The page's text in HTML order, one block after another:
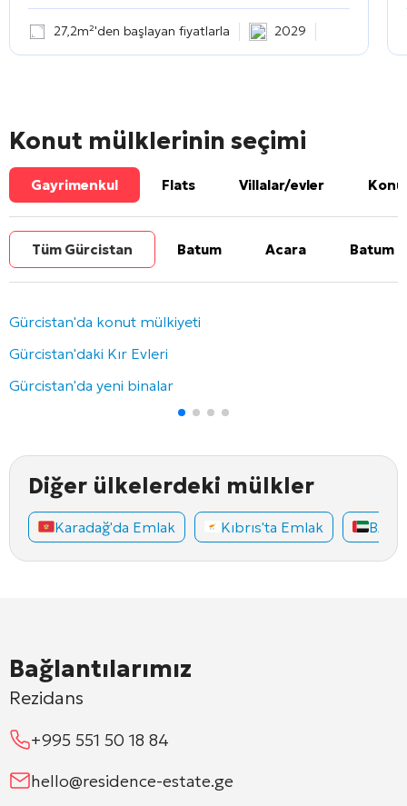
27,2m²'den başlayan fiyatlarla 2029
Konut mülklerinin seçimi
Gayrimenkul Flats Villalar/evler
Tüm Gürcistan Batum Acara Batum
Gürcistan'da konut mülkiyeti
Gürcistan'daki Kır Evleri
Gürcistan'da yeni binalar
Diğer ülkelerdeki mülkler
Karadağ'da Emlak Kıbrıs'ta Emlak
Bağlantılarımız
Rezidans
+995 551 50 18 84
hello@residence-estate.ge